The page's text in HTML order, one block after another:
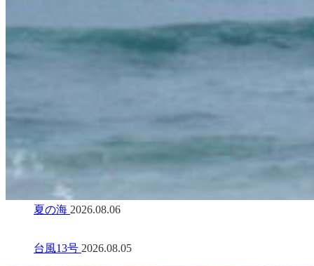
夏の海 2026.08.06
台風13号 2026.08.05